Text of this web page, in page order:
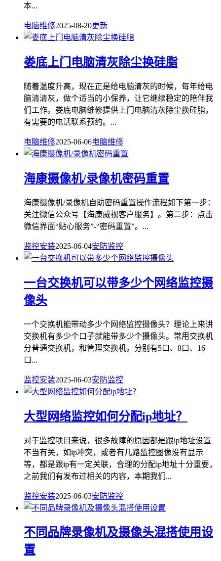
本...
电脑维修2025-08-20更新
娄底上门电脑清灰除尘换硅脂
随着温度升高，现在正是给电脑清灰的时候，每年给电
脑清清灰，做个适当的小保养，让它继续稳定的陪伴我
们工作。娄底电脑维修提供上门电脑清灰除尘换硅脂，
有需要的电话联系预约。...
电脑维修2025-06-06电脑维修
海康摄像机/录像机密码重置
海康摄像机/录像机自助密码重置操作流程如下第一步：
关注微信公众号【海康威视客户服务】。第二步：点击
微信界面“贴心服务”-“密码重置”。...
监控安装2025-06-04安防监控
一台交换机可以带多少个网络监控摄
像头
一个交换机能带动多少个网络监控摄像头？理论上来讲
交换机有多少个口子就能带多少个摄像头。常用交换机
分普通交换机，和管理交换机。分别有5口、8口、16
口...
监控安装2025-06-03安防监控
大型网络监控如何分配ip地址？
对于监控项目来说，很多故障的原因都是跟ip地址设置
不当有关，如ip冲突，或者有几路监控图像没有显示
等，都是跟ip有一定关联，合理的分配ip地址十分重要，
之前我们有发布过相关的内容，本期我们...
监控安装2025-06-03安防监控
不同品牌录像机及摄像头混搭使用设
置